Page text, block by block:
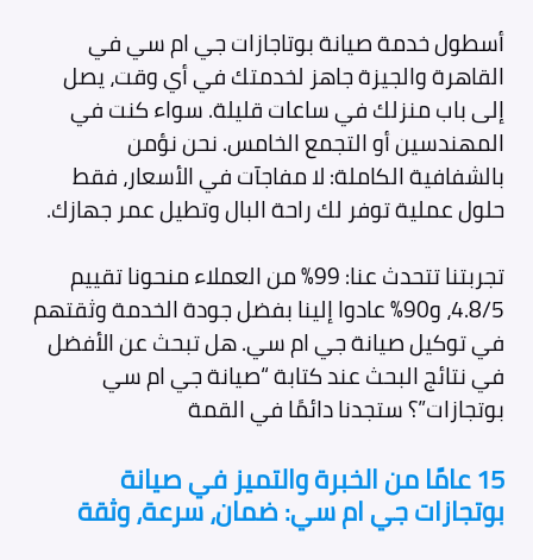
أسطول خدمة صيانة بوتاجازات جي ام سي في
القاهرة والجيزة جاهز لخدمتك في أي وقت، يصل
إلى باب منزلك في ساعات قليلة. سواء كنت في
المهندسين أو التجمع الخامس. نحن نؤمن
بالشفافية الكاملة: لا مفاجآت في الأسعار، فقط
حلول عملية توفر لك راحة البال وتطيل عمر جهازك.
تجربتنا تتحدث عنا: 99% من العملاء منحونا تقييم
4.8/5، و90% عادوا إلينا بفضل جودة الخدمة وثقتهم
في توكيل صيانة جي ام سي. هل تبحث عن الأفضل
في نتائج البحث عند كتابة “صيانة جي ام سي
بوتجازات”؟ ستجدنا دائمًا في القمة
15 عامًا من الخبرة والتميز في صيانة
بوتجازات جي ام سي: ضمان، سرعة، وثقة